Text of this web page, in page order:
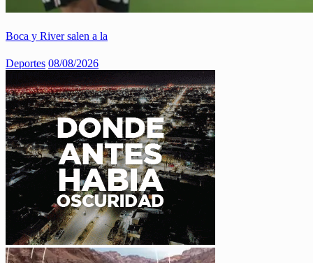
Boca y River salen a la
Deportes 08/08/2026